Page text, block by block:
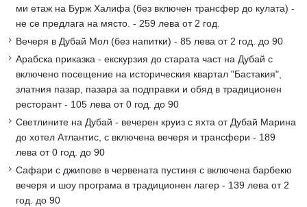
ми етаж на Бурж Халифа (без включен трансфер до кулата) -
не се предлага на място. - 259 лева от 2 год.
Вечеря в Дубай Мол (без напитки) - 85 лева от 2 год. до 90
Арабска приказка - екскурзия до старата част на Дубай с
включено посещение на историческия квартал "Бастакия",
златния пазар, пазара за подправки и обяд в традиционен
ресторант - 105 лева от 0 год. до 90
Светлините на Дубай - вечерен круиз с яхта от Дубай Марина
до хотел Атлантис, с включена вечеря и трансфери - 189
лева от 0 год. до 90
Сафари с джипове в червената пустиня с включена барбекю
вечеря и шоу програма в традиционен лагер - 139 лева от 2
год. до 90